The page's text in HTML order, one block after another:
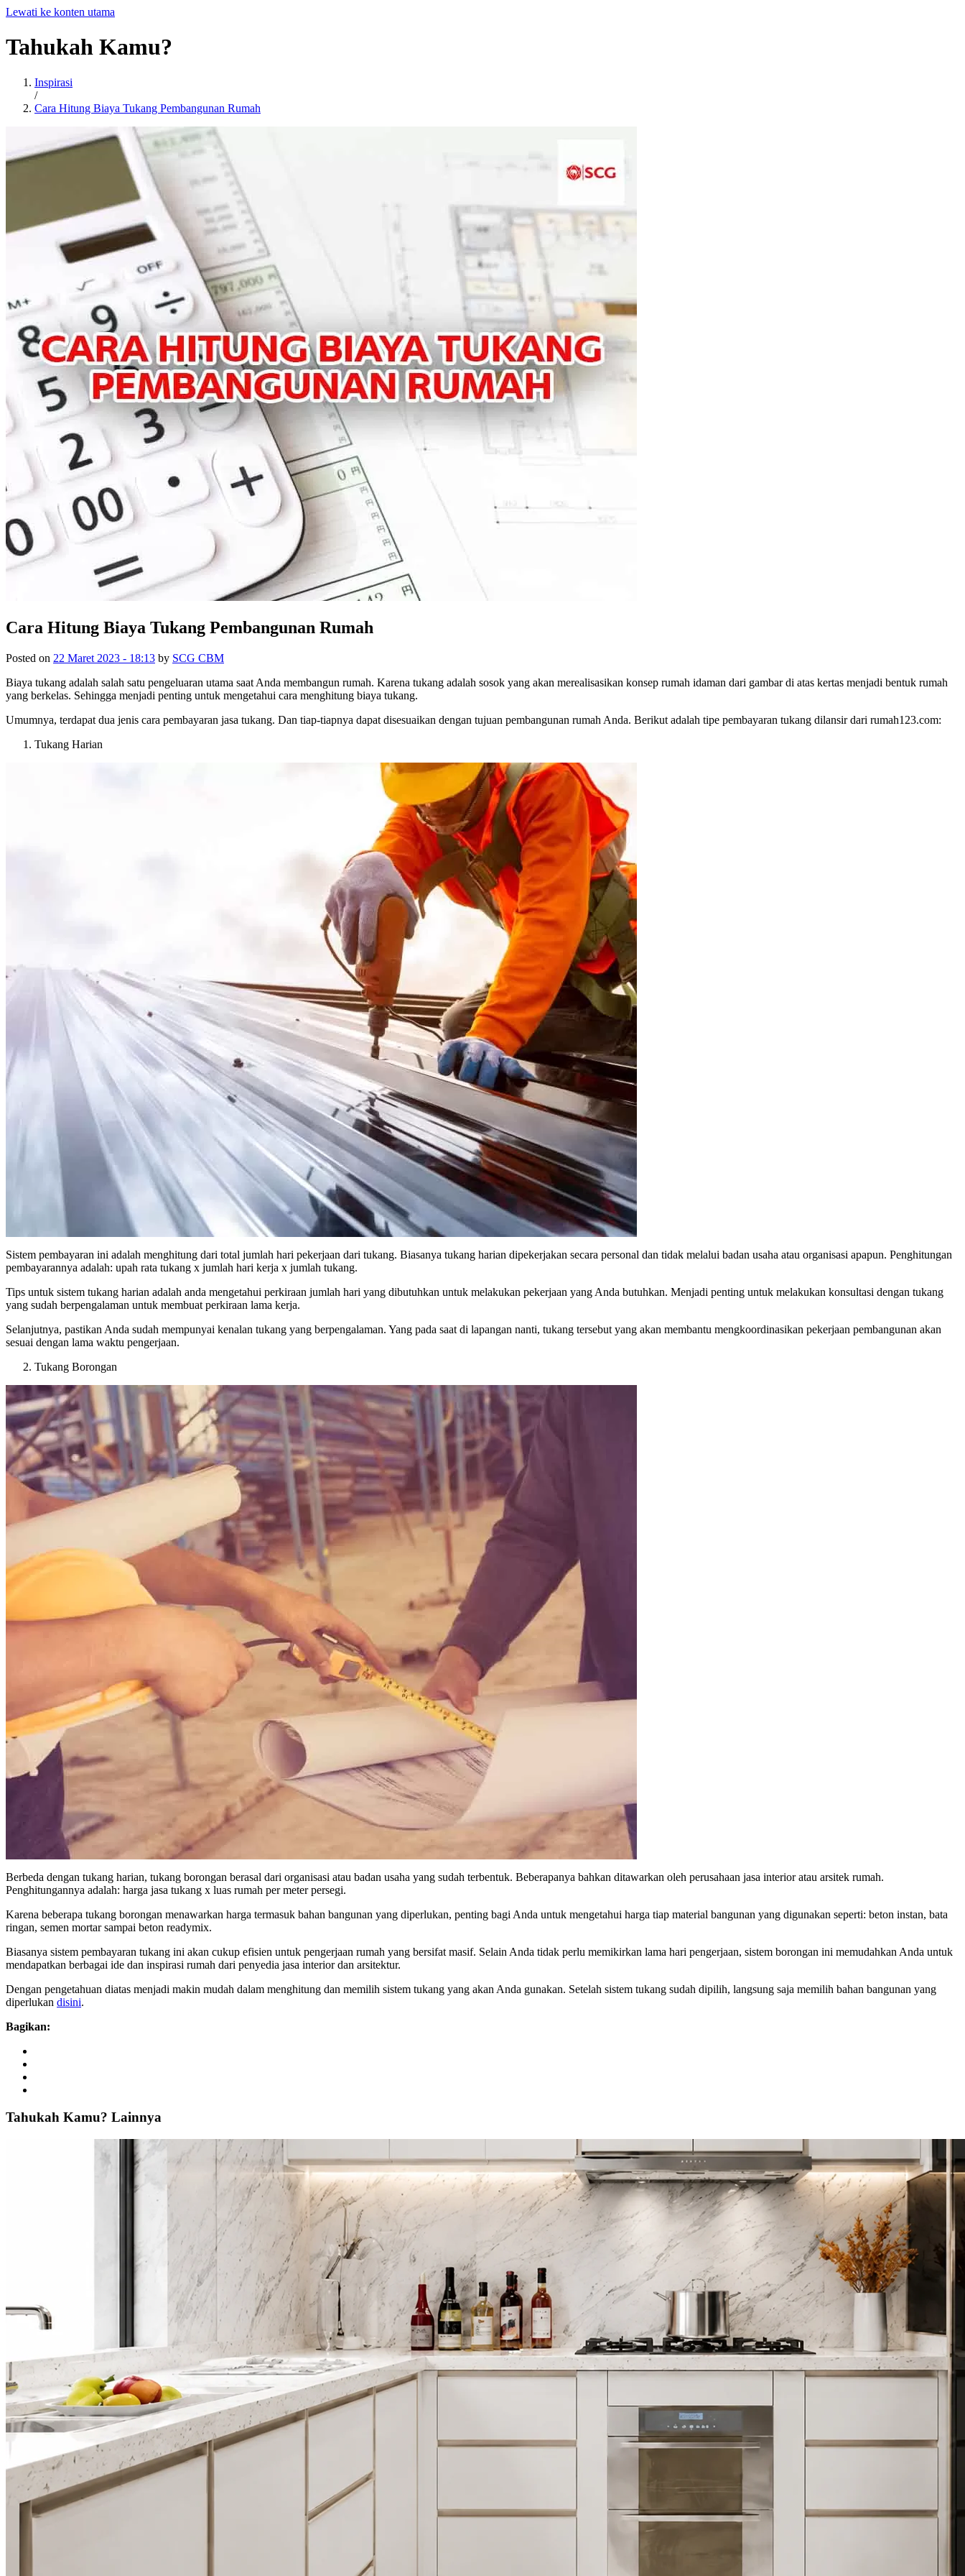
Lewati ke konten utama
Tahukah Kamu?
Inspirasi
/
Cara Hitung Biaya Tukang Pembangunan Rumah
Cara Hitung Biaya Tukang Pembangunan Rumah
Posted on 22 Maret 2023 - 18:13 by SCG CBM
Biaya tukang adalah salah satu pengeluaran utama saat Anda membangun rumah. Karena tukang adalah sosok yang akan merealisasikan konsep rumah idaman dari gambar di atas kertas menjadi bentuk rumah
yang berkelas. Sehingga menjadi penting untuk mengetahui cara menghitung biaya tukang.
Umumnya, terdapat dua jenis cara pembayaran jasa tukang. Dan tiap-tiapnya dapat disesuaikan dengan tujuan pembangunan rumah Anda. Berikut adalah tipe pembayaran tukang dilansir dari rumah123.com:
Tukang Harian
Sistem pembayaran ini adalah menghitung dari total jumlah hari pekerjaan dari tukang. Biasanya tukang harian dipekerjakan secara personal dan tidak melalui badan usaha atau organisasi apapun. Penghitungan
pembayarannya adalah: upah rata tukang x jumlah hari kerja x jumlah tukang.
Tips untuk sistem tukang harian adalah anda mengetahui perkiraan jumlah hari yang dibutuhkan untuk melakukan pekerjaan yang Anda butuhkan. Menjadi penting untuk melakukan konsultasi dengan tukang
yang sudah berpengalaman untuk membuat perkiraan lama kerja.
Selanjutnya, pastikan Anda sudah mempunyai kenalan tukang yang berpengalaman. Yang pada saat di lapangan nanti, tukang tersebut yang akan membantu mengkoordinasikan pekerjaan pembangunan akan
sesuai dengan lama waktu pengerjaan.
Tukang Borongan
Berbeda dengan tukang harian, tukang borongan berasal dari organisasi atau badan usaha yang sudah terbentuk. Beberapanya bahkan ditawarkan oleh perusahaan jasa interior atau arsitek rumah.
Penghitungannya adalah: harga jasa tukang x luas rumah per meter persegi.
Karena beberapa tukang borongan menawarkan harga termasuk bahan bangunan yang diperlukan, penting bagi Anda untuk mengetahui harga tiap material bangunan yang digunakan seperti: beton instan, bata
ringan, semen mortar sampai beton readymix.
Biasanya sistem pembayaran tukang ini akan cukup efisien untuk pengerjaan rumah yang bersifat masif. Selain Anda tidak perlu memikirkan lama hari pengerjaan, sistem borongan ini memudahkan Anda untuk
mendapatkan berbagai ide dan inspirasi rumah dari penyedia jasa interior dan arsitektur.
Dengan pengetahuan diatas menjadi makin mudah dalam menghitung dan memilih sistem tukang yang akan Anda gunakan. Setelah sistem tukang sudah dipilih, langsung saja memilih bahan bangunan yang
diperlukan disini.
Bagikan:
Tahukah Kamu? Lainnya